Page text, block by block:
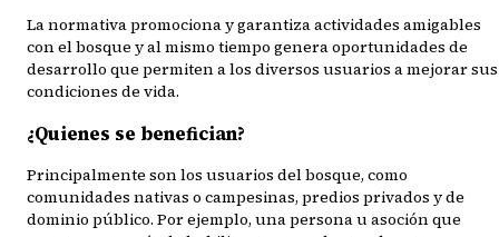
La normativa promociona y garantiza actividades amigables
con el bosque y al mismo tiempo genera oportunidades de
desarrollo que permiten a los diversos usuarios a mejorar sus
condiciones de vida.
¿Quienes se benefician?
Principalmente son los usuarios del bosque, como
comunidades nativas o campesinas, predios privados y de
dominio público. Por ejemplo, una persona u asoción que